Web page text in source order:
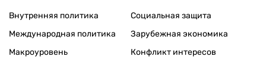
Внутренняя политика
Международная политика
Макроуровень
Социальная защита
Зарубежная экономика
Конфликт интересов